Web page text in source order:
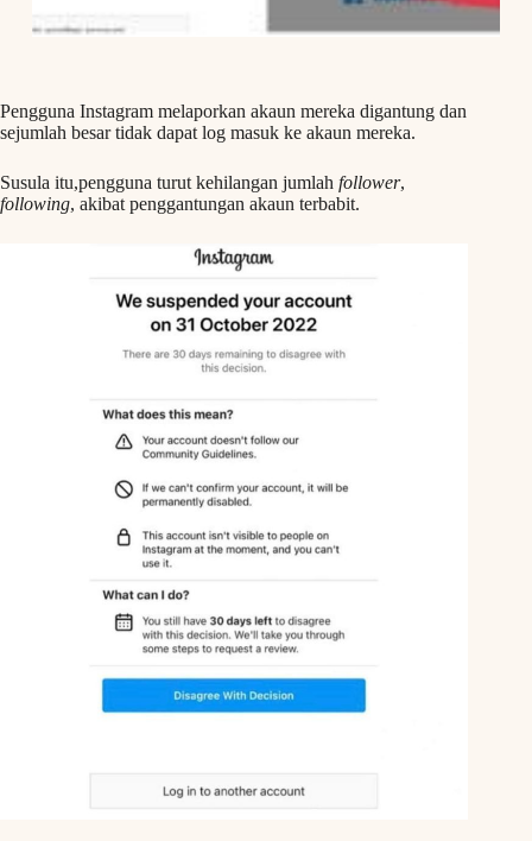
Pengguna Instagram melaporkan akaun mereka digantung dan
sejumlah besar tidak dapat log masuk ke akaun mereka.
Susula itu,pengguna turut kehilangan jumlah follower,
following, akibat penggantungan akaun terbabit.